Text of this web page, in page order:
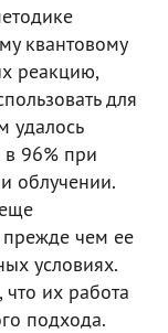
квантовому
реакцию,
для
удалось
в 96% при
облучении.
прежде чем ее
условиях.
их работа
подхода.